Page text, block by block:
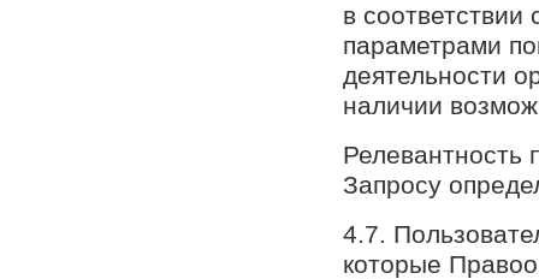
в
параметрами
деятельности
наличии
Релевантность
Запросу
4.7.
которые